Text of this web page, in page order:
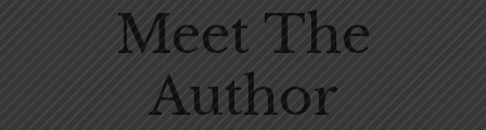
Meet The
Author